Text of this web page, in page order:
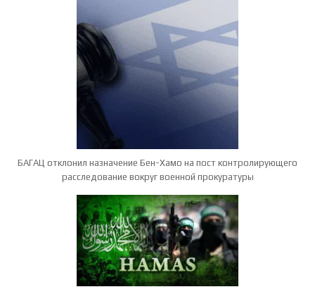
БАГАЦ отклонил назначение Бен-Хамо на пост контролирующего
расследование вокруг военной прокуратуры